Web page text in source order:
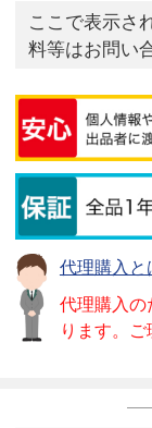
ここで表示さ
料等はお問い
代理購入と
代理購入
ります。ご